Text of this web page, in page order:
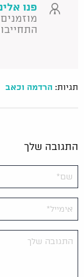
פנו
תגיות: הרדמה וכאב
התגובה שלך